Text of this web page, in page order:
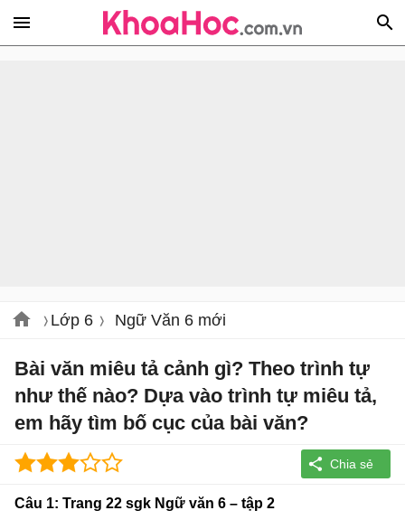
Lớp 6 Ngữ Văn 6 mới
Bài văn miêu tả cảnh gì? Theo trình tự
như thế nào? Dựa vào trình tự miêu tả,
em hãy tìm bố cục của bài văn?
Câu 1: Trang 22 sgk Ngữ văn 6 – tập 2